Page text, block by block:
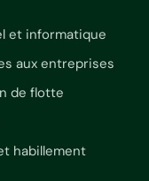
et informatique
aux entreprises
de flotte
habillement